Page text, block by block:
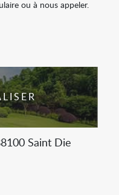
ou à nous appeler.
Saint Die